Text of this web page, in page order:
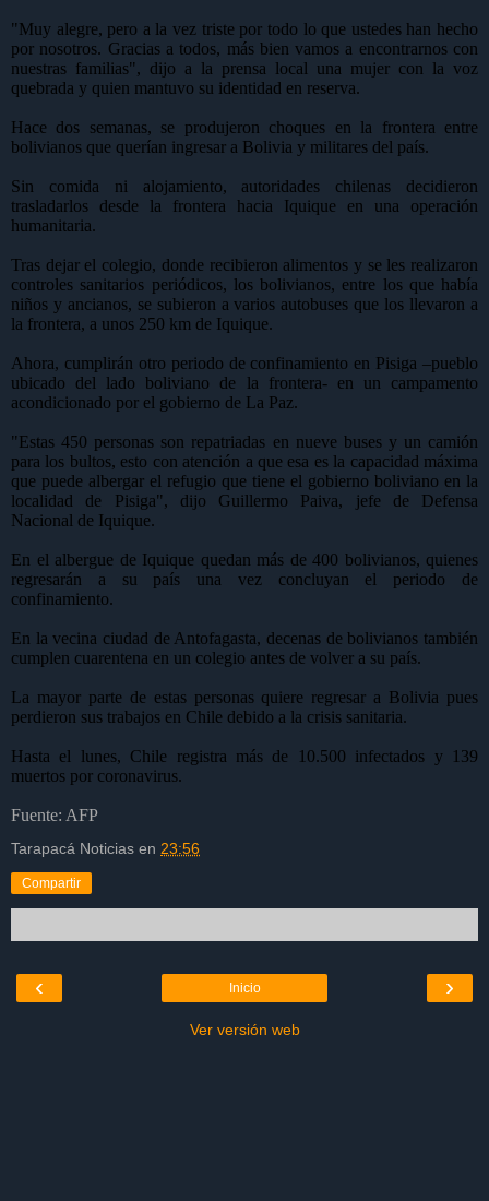
"Muy alegre, pero a la vez triste por todo lo que ustedes han hecho
por nosotros. Gracias a todos, más bien vamos a encontrarnos con
nuestras familias", dijo a la prensa local una mujer con la voz
quebrada y quien mantuvo su identidad en reserva.
Hace dos semanas, se produjeron choques en la frontera entre
bolivianos que querían ingresar a Bolivia y militares del país.
Sin comida ni alojamiento, autoridades chilenas decidieron
trasladarlos desde la frontera hacia Iquique en una operación
humanitaria.
Tras dejar el colegio, donde recibieron alimentos y se les realizaron
controles sanitarios periódicos, los bolivianos, entre los que había
niños y ancianos, se subieron a varios autobuses que los llevaron a
la frontera, a unos 250 km de Iquique.
Ahora, cumplirán otro periodo de confinamiento en Pisiga –pueblo
ubicado del lado boliviano de la frontera- en un campamento
acondicionado por el gobierno de La Paz.
"Estas 450 personas son repatriadas en nueve buses y un camión
para los bultos, esto con atención a que esa es la capacidad máxima
que puede albergar el refugio que tiene el gobierno boliviano en la
localidad de Pisiga", dijo Guillermo Paiva, jefe de Defensa
Nacional de Iquique.
En el albergue de Iquique quedan más de 400 bolivianos, quienes
regresarán a su país una vez concluyan el periodo de
confinamiento.
En la vecina ciudad de Antofagasta, decenas de bolivianos también
cumplen cuarentena en un colegio antes de volver a su país.
La mayor parte de estas personas quiere regresar a Bolivia pues
perdieron sus trabajos en Chile debido a la crisis sanitaria.
Hasta el lunes, Chile registra más de 10.500 infectados y 139
muertos por coronavirus.
Fuente: AFP
Tarapacá Noticias en 23:56
Compartir
‹ ›
Inicio
Ver versión web